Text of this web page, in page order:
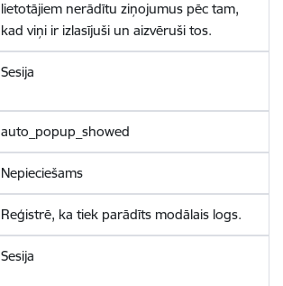
lietotājiem nerādītu ziņojumus pēc tam,
kad viņi ir izlasījuši un aizvēruši tos.
Sesija
auto_popup_showed
Nepieciešams
Reģistrē, ka tiek parādīts modālais logs.
Sesija